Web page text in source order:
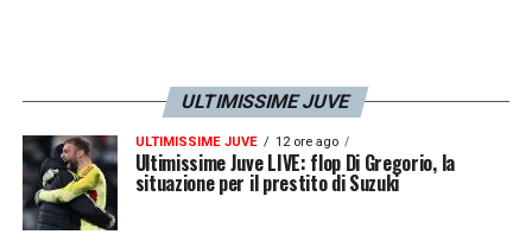
ULTIMISSIME JUVE
ULTIMISSIME JUVE 12 ore ago
Ultimissime Juve LIVE: flop Di Gregorio, la
situazione per il prestito di Suzuki